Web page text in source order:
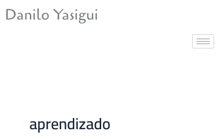
para
Danilo Yasigui
aprendizado